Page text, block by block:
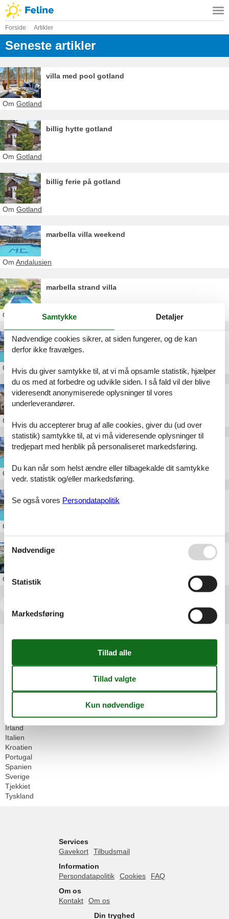
Forside Artikler
Seneste artikler
villa med pool gotland
Om Gotland
billig hytte gotland
Om Gotland
billig ferie på gotland
Om Gotland
marbella villa weekend
Om Andalusien
marbella strand villa
Om Andalusien
marbella villa pool
Om Andalusien
villa marbella jacuzzi
Om Andalusien
luksus sommerhus marbella
Om Andalusien
villa marbella de luxe
Om
last minute villa marbella
OmAndalusien
Alle
Grækenland
Irland
Italien
Kroatien
Portugal
Spanien
Sverige
Tjekkiet
Tyskland
Services
Gavekort
Tilbudsmail
Information
Persondatapolitik
Cookies
FAQ
Om os
Kontakt
Om os
Din tryghed
Samtykke Detaljer
Nødvendige cookies sikrer, at siden fungerer, og de kan
derfor ikke fravælges.
Hvis du giver samtykke til, at vi må opsamle statistik, hjælper
du os med at forbedre og udvikle siden. I så fald vil der blive
videresendt anonymiserede oplysninger til vores
underleverandører.
Hvis du accepterer brug af alle cookies, giver du (ud over
statistik) samtykke til, at vi må videresende oplysninger til
tredjepart med henblik på personaliseret markedsføring.
Du kan når som helst ændre eller tilbagekalde dit samtykke
vedr. statistik og/eller markedsføring.
Se også vores Persondatapolitik
Nødvendige
Statistik
Markedsføring